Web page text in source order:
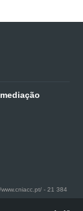
mediação
-21 384